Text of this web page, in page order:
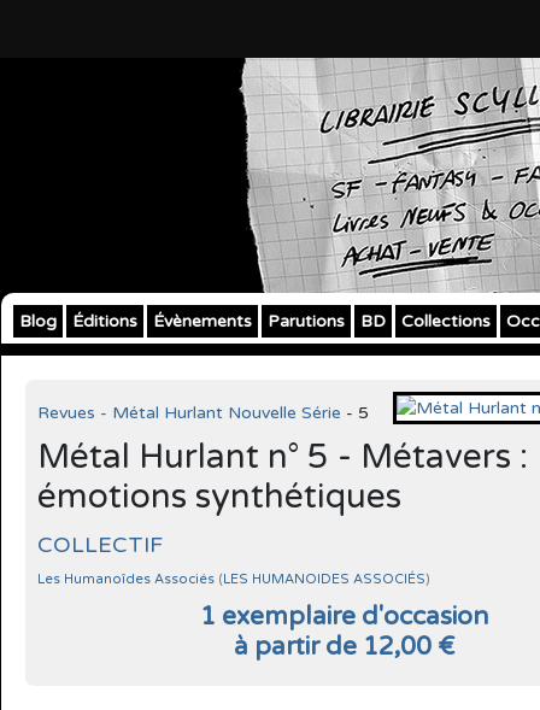
Blog Éditions Évènements Parutions BD Collections
Revues - Métal Hurlant Nouvelle Série - 5
Métal Hurlant n° 5 - Métavers :
émotions synthétiques
COLLECTIF
Les Humanoîdes Associés (LES HUMANOIDES ASSOCIÉS)
1 exemplaire d'occasion
à partir de 12,00 €